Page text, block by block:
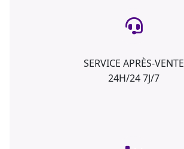
SERVICE APRÈS-VENTE
24H/24 7J/7